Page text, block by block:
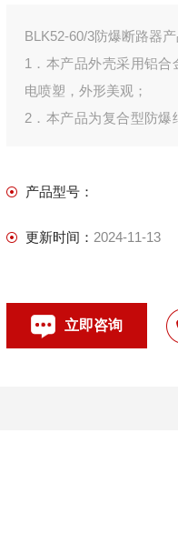
BLK52-60/3防爆断路器
1．本产品外壳采用铝
电喷塑，外形美观；
2．本产品为复合型防爆
4．内装高分断小型漏电
防爆客体外的手柄而实现
产品型号：
更新时间： 2024-11-13
立即咨询